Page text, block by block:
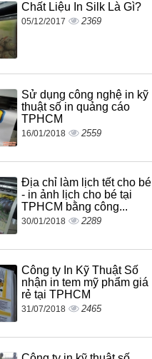
Chất Liệu In Silk Là Gì?
05/12/2017 2369
Sử dụng công nghệ in kỹ
thuật số in quảng cáo
TPHCM
16/01/2018 2559
Địa chỉ làm lịch tết cho bé
- in ảnh lịch cho bé tại
TPHCM bằng công...
30/01/2018 2289
Công ty In Kỹ Thuật Số
nhận in tem mỹ phẩm giá
rẻ tại TPHCM
31/07/2018 2465